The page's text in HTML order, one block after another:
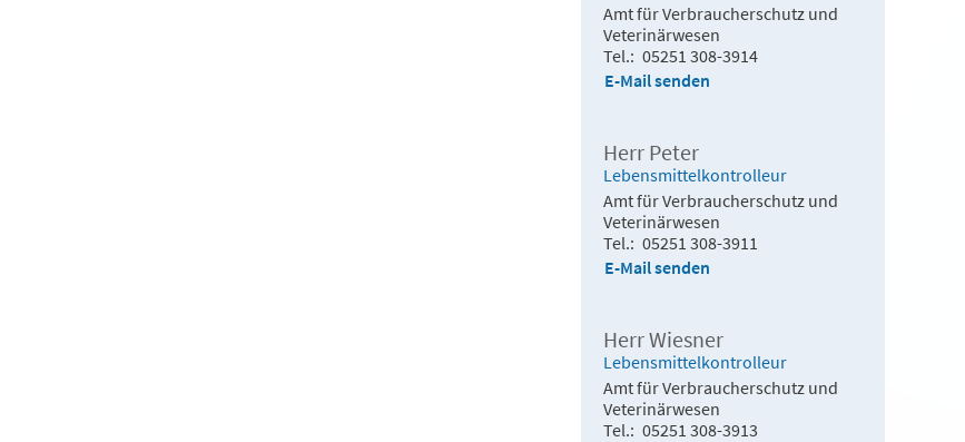
Amt für Verbraucherschutz und
Veterinärwesen
Tel. 05251 308-3914
E-Mail senden
Herr Peter
Lebensmittelkontrolleur
Amt für Verbraucherschutz und
Veterinärwesen
Tel. 05251 308-3911
E-Mail senden
Herr Wiesner
Lebensmittelkontrolleur
Amt für Verbraucherschutz und
Veterinärwesen
Tel. 05251 308-3913